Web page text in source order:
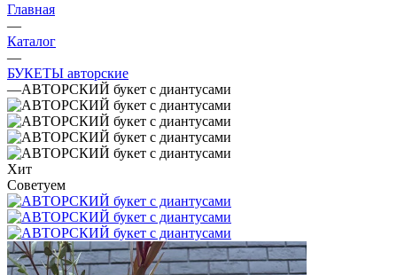
Главная
—
Каталог
—
БУКЕТЫ авторские
—АВТОРСКИЙ букет с диантусами
Хит
Советуем